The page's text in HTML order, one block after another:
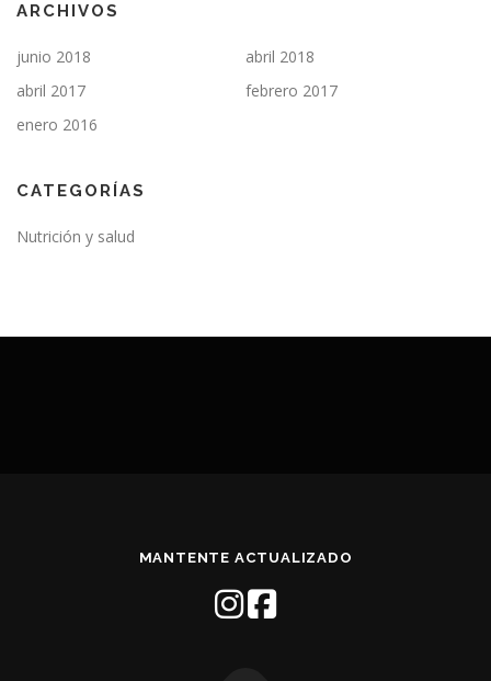
ARCHIVOS
junio 2018
abril 2018
abril 2017
febrero 2017
enero 2016
CATEGORÍAS
Nutrición y salud
MANTENTE ACTUALIZADO